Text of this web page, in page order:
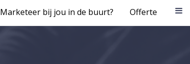
Marketeer bij jou in de buurt? Offerte